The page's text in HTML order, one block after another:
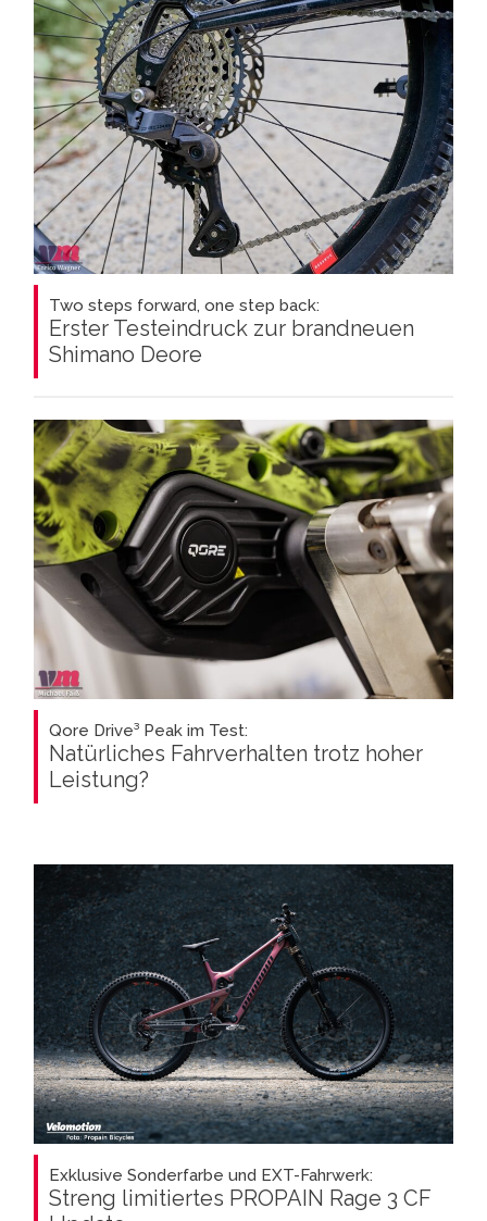
Two steps forward, one step back:
Erster Testeindruck zur brandneuen
Shimano Deore
Qore Drive³ Peak im Test:
Natürliches Fahrverhalten trotz hoher
Leistung?
Exklusive Sonderfarbe und EXT-Fahrwerk:
Streng limitiertes PROPAIN Rage 3 CF